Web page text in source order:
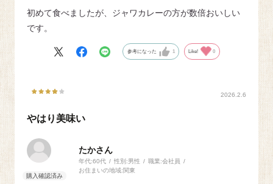
初めて食べましたが、ジャワカレーの方が数倍おいしい
です。
参考になった 1 Like! 0
2026.2.6
やはり美味い
たかさん
年代:60代 性別:男性 職業:会社員
お住まいの地域:関東